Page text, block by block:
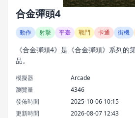
遊戲專題
最近玩過
合金彈頭4
動作 射擊 平臺 戰鬥 卡通 街機
《合金彈頭4》是《合金彈頭》系列的
品。
模擬器
Arcade
瀏覽量
4346
發佈時間
2025-10-06 10:15
更新時間
2026-08-07 12:43